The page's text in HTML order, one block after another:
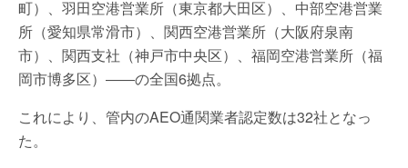
町）、羽田空港営業所（東京都大田区）、中部空港営業
所（愛知県常滑市）、関西空港営業所（大阪府泉南
市）、関西支社（神戸市中央区）、福岡空港営業所（福
岡市博多区）――の全国6拠点。
これにより、管内のAEO通関業者認定数は32社となっ
た。